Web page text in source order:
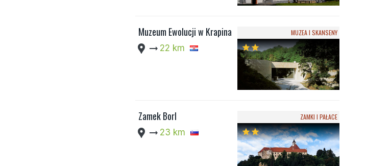
Muzeum Ewolucji w Krapina
location_pin arrow_right_alt 22 km
MUZEA I SKANSENY
starstar
Zamek Borl
location_pin arrow_right_alt 23 km
ZAMKI I PAŁACE
starstar